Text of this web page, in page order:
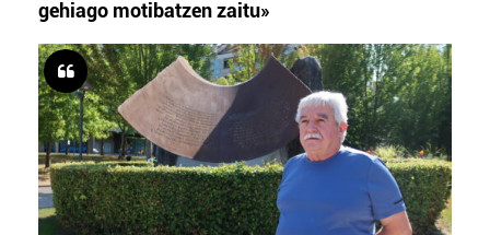
gehiago motibatzen zaitu»